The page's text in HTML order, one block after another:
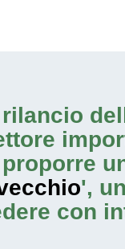
',
con